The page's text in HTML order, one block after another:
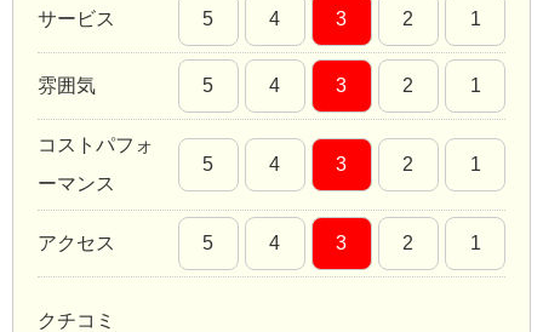
サービス 5 4 3 2 1
雰囲気 5 4 3 2 1
コストパフォ
ーマンス
5 4 3 2 1
アクセス 5 4 3 2 1
クチコミ